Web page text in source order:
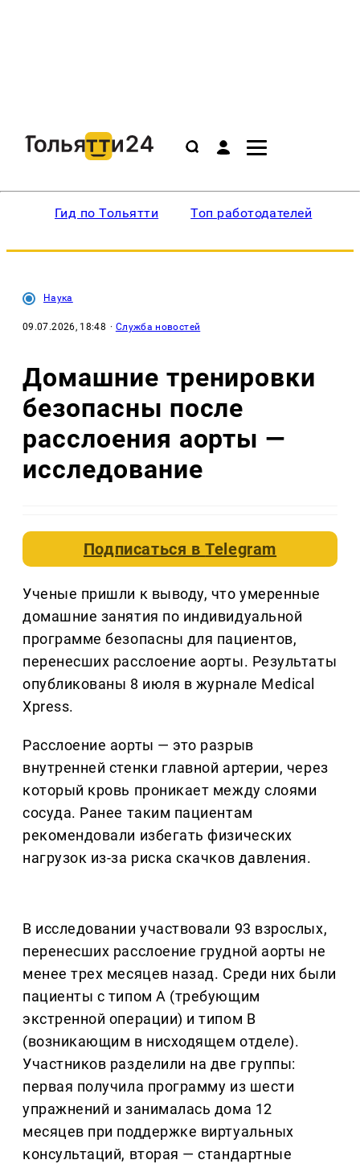
Гид по Тольятти Топ работодателей
Наука
09.07.2026, 18:48 · Служба новостей
Домашние тренировки
безопасны после
расслоения аорты —
исследование
Подписаться вTelegram
Ученые пришли к выводу, что умеренные
домашние занятия по индивидуальной
программе безопасны для пациентов,
перенесших расслоение аорты. Результаты
опубликованы 8 июля в журнале Medical
Xpress.
Расслоение аорты — это разрыв
внутренней стенки главной артерии, через
который кровь проникает между слоями
сосуда. Ранее таким пациентам
рекомендовали избегать физических
нагрузок из-за риска скачков давления.
В исследовании участвовали 93 взрослых,
перенесших расслоение грудной аорты не
менее трех месяцев назад. Среди них были
пациенты с типом A (требующим
экстренной операции) и типом B
(возникающим в нисходящем отделе).
Участников разделили на две группы:
первая получила программу из шести
упражнений и занималась дома 12
месяцев при поддержке виртуальных
консультаций, вторая — стандартные